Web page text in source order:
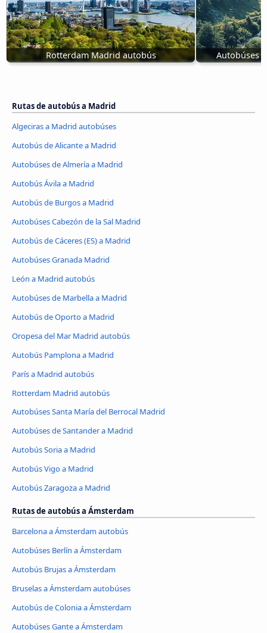
Rotterdam Madrid autobús Autobúses
Rutas de autobús a Madrid
Algeciras a Madrid autobúses
Autobús de Alicante a Madrid
Autobúses de Almería a Madrid
Autobús Ávila‎ a Madrid
Autobús de Burgos a Madrid
Autobúses Cabezón de la Sal Madrid
Autobús de Cáceres‎‎ (ES) a Madrid
Autobúses Granada Madrid
León a Madrid autobús
Autobúses de Marbella a Madrid
Autobús de Oporto a Madrid
Oropesa del Mar Madrid autobús
Autobús Pamplona a Madrid
París a Madrid autobús
Rotterdam Madrid autobús
Autobúses Santa María del Berrocal Madrid
Autobúses de Santander a Madrid
Autobús Soria a Madrid
Autobús Vigo a Madrid
Autobús Zaragoza a Madrid
Rutas de autobús a Ámsterdam
Barcelona a Ámsterdam autobús
Autobúses Berlín a Ámsterdam
Autobús Brujas a Ámsterdam
Bruselas a Ámsterdam autobúses
Autobús de Colonia a Ámsterdam
Autobúses Gante a Ámsterdam